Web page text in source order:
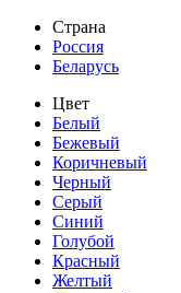
Страна
Россия
Беларусь
Цвет
Белый
Бежевый
Коричневый
Черный
Серый
Синий
Голубой
Красный
Желтый